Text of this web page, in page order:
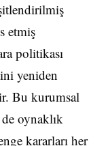
etmiş
politikası
yeniden
Bu kurumsal
oynaklık
kararları her